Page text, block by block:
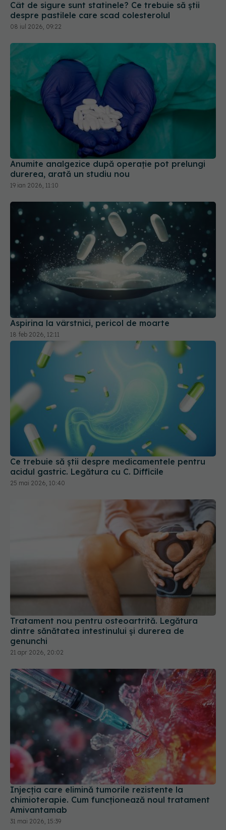
Anumite analgezice după operație pot prelungi
durerea, arată un studiu nou
Aspirina la vârstnici, pericol de moarte
18 feb 2026, 12:11
Ce trebuie să știi despre medicamentele pentru
acidul gastric. Legătura cu C. Difficile
25 mai 2026, 10:40
Tratament nou pentru osteoartrită. Legătura
dintre sănătatea intestinului și durerea de
genunchi
Injecția care elimină tumorile rezistente la
chimioterapie. Cum funcționează noul tratament
Amivantamab
31 mai 2026, 15:39